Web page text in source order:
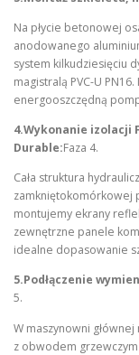
Na płycie betonowej
anodowanego
system kilkudziesięciu
magistralą PVC-U
energooszczędną
4.Wykonanie izolacji
Durable:Faza 4.
Cała struktura
zamkniętokomórkowej
montujemy ekrany
zewnętrzne panele
idealne dopasowanie
5.Podłączenie
5.
W maszynowni
z obwodem